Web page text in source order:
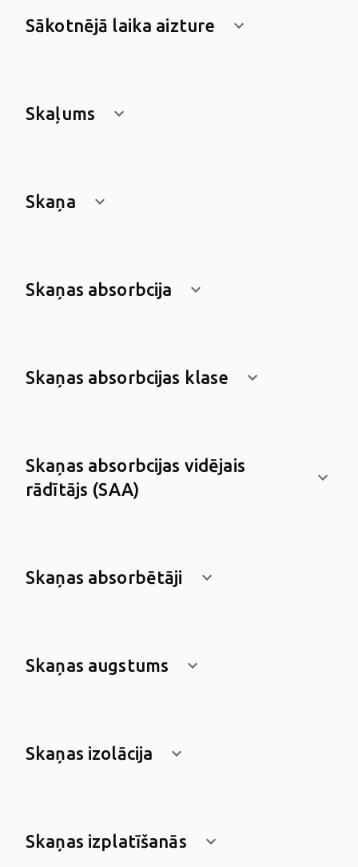
Sākotnējā laika aizture keyboard_arrow_down
Skaļums keyboard_arrow_down
Skaņa keyboard_arrow_down
Skaņas absorbcija keyboard_arrow_down
Skaņas absorbcijas klase keyboard_arrow_down
Skaņas absorbcijas vidējais
rādītājs (SAA)
keyboard_arrow_down
Skaņas absorbētāji keyboard_arrow_down
Skaņas augstums keyboard_arrow_down
Skaņas izolācija keyboard_arrow_down
Skaņas izplatīšanās keyboard_arrow_down